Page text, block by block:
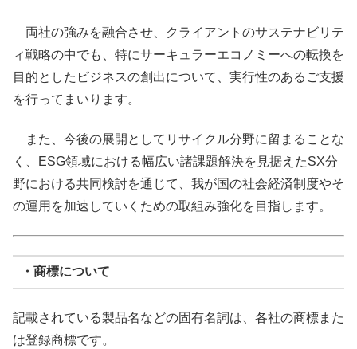
両社の強みを融合させ、クライアントのサステナビリテ
ィ戦略の中でも、特にサーキュラーエコノミーへの転換を
目的としたビジネスの創出について、実行性のあるご支援
を行ってまいります。
また、今後の展開としてリサイクル分野に留まることな
く、ESG領域における幅広い諸課題解決を見据えたSX分
野における共同検討を通じて、我が国の社会経済制度やそ
の運用を加速していくための取組み強化を目指します。
・商標について
記載されている製品名などの固有名詞は、各社の商標また
は登録商標です。